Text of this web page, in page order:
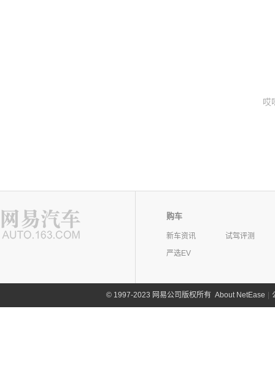
哎
购车
新车资讯
试驾评测
严选EV
©1997-2023 网易公司版权所有 About NetEase